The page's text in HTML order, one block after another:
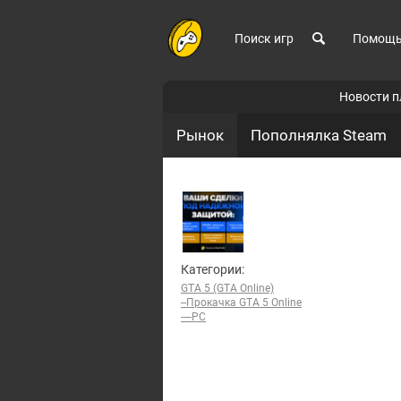
Поиск игр Помощь
Новости
Рынок Пополнялка Steam
Категории:
GTA 5 (GTA Online)
--Прокачка GTA 5 Online
----PC